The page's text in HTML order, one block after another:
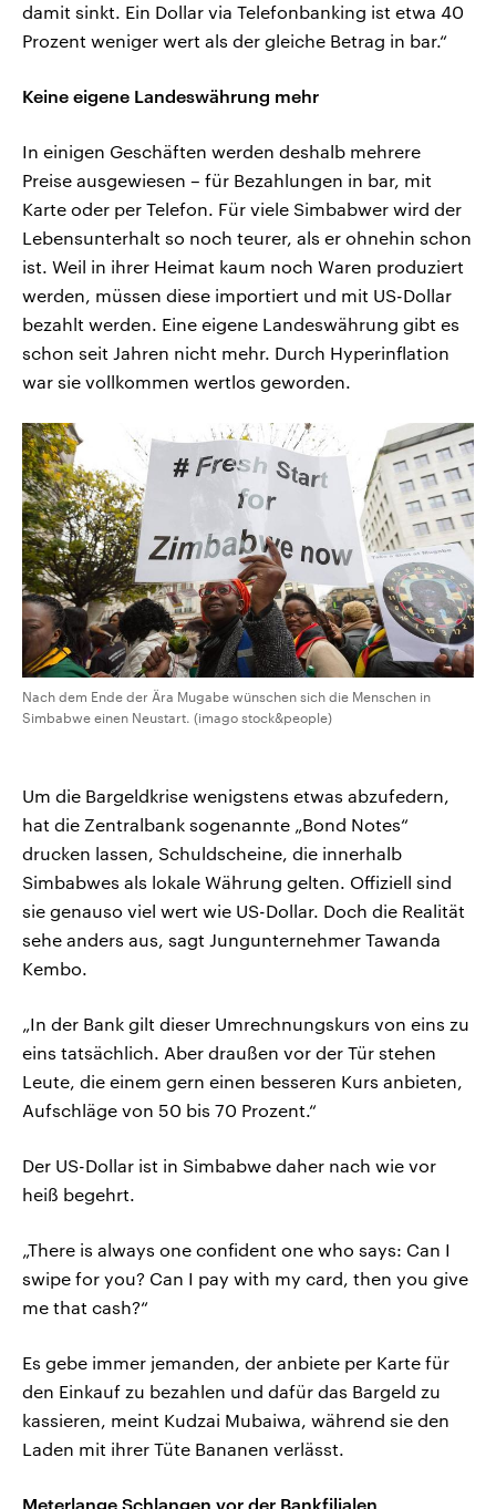
damit sinkt. Ein Dollar via Telefonbanking ist etwa 40
Prozent weniger wert als der gleiche Betrag in bar.“
Keine eigene Landeswährung mehr
In einigen Geschäften werden deshalb mehrere
Preise ausgewiesen – für Bezahlungen in bar, mit
Karte oder per Telefon. Für viele Simbabwer wird der
Lebensunterhalt so noch teurer, als er ohnehin schon
ist. Weil in ihrer Heimat kaum noch Waren produziert
werden, müssen diese importiert und mit US-Dollar
bezahlt werden. Eine eigene Landeswährung gibt es
schon seit Jahren nicht mehr. Durch Hyperinflation
war sie vollkommen wertlos geworden.
Nach dem Ende der Ära Mugabe wünschen sich die Menschen in
Simbabwe einen Neustart. (imago stock&people)
Um die Bargeldkrise wenigstens etwas abzufedern,
hat die Zentralbank sogenannte „Bond Notes“
drucken lassen, Schuldscheine, die innerhalb
Simbabwes als lokale Währung gelten. Offiziell sind
sie genauso viel wert wie US-Dollar. Doch die Realität
sehe anders aus, sagt Jungunternehmer Tawanda
Kembo.
„In der Bank gilt dieser Umrechnungskurs von eins zu
eins tatsächlich. Aber draußen vor der Tür stehen
Leute, die einem gern einen besseren Kurs anbieten,
Aufschläge von 50 bis 70 Prozent.“
Der US-Dollar ist in Simbabwe daher nach wie vor
heiß begehrt.
„There is always one confident one who says: Can I
swipe for you? Can I pay with my card, then you give
me that cash?“
Es gebe immer jemanden, der anbiete per Karte für
den Einkauf zu bezahlen und dafür das Bargeld zu
kassieren, meint Kudzai Mubaiwa, während sie den
Laden mit ihrer Tüte Bananen verlässt.
Meterlange Schlangen vor der Bankfilialen